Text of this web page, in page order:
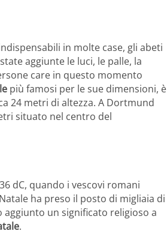
in molte case, gli abeti
aggiunte le luci, le palle, la
care in questo momento
più famosi per le sue dimensioni, è
24 metri di altezza. A Dortmund
situato nel centro del
dC, quando i vescovi romani
ha preso il posto di migliaia di
aggiunto un significato religioso a
.